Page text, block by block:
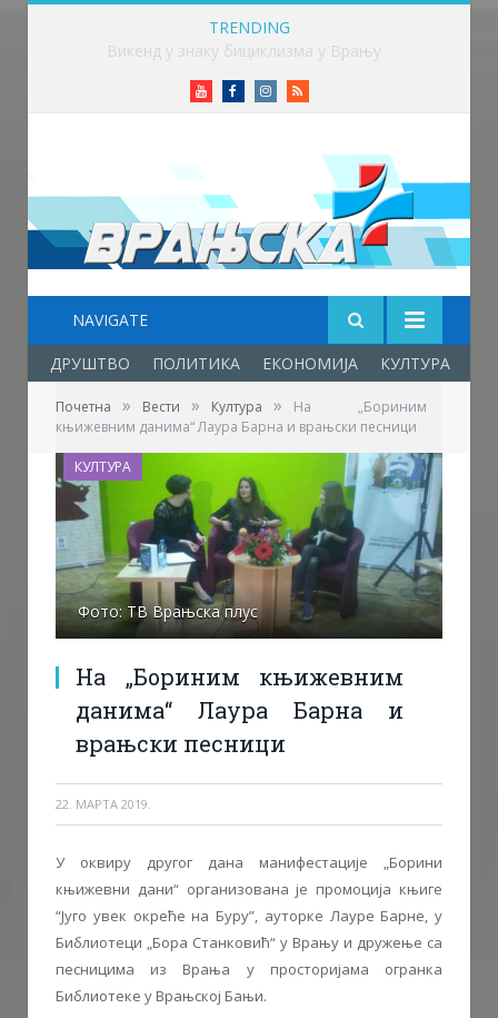
TRENDING
YoutubeFacebookInstagram
RSS
NAVIGATE
ДРУШТВО ПОЛИТИКА ЕКОНОМИЈА КУЛТУРА
Почетна » Вести » Култура »
На „Бориним
књижевним данима“ Лаура Барна и врањски песници
Фото: ТВ Врањска плус
На „Бориним књижевним
данима“ Лаура Барна и
врањски песници
22. МАРТА 2019.
КУЛТУРА
У оквиру другог дана манифестације „Борини
књижевни дани“ организована је промоција књиге
“Југо увек окреће на Буру”, ауторке Лауре Барне, у
Библиотеци „Бора Станковић“ у Врању и дружење са
песницима из Врања у просторијама огранка
Библиотеке у Врањској Бањи.